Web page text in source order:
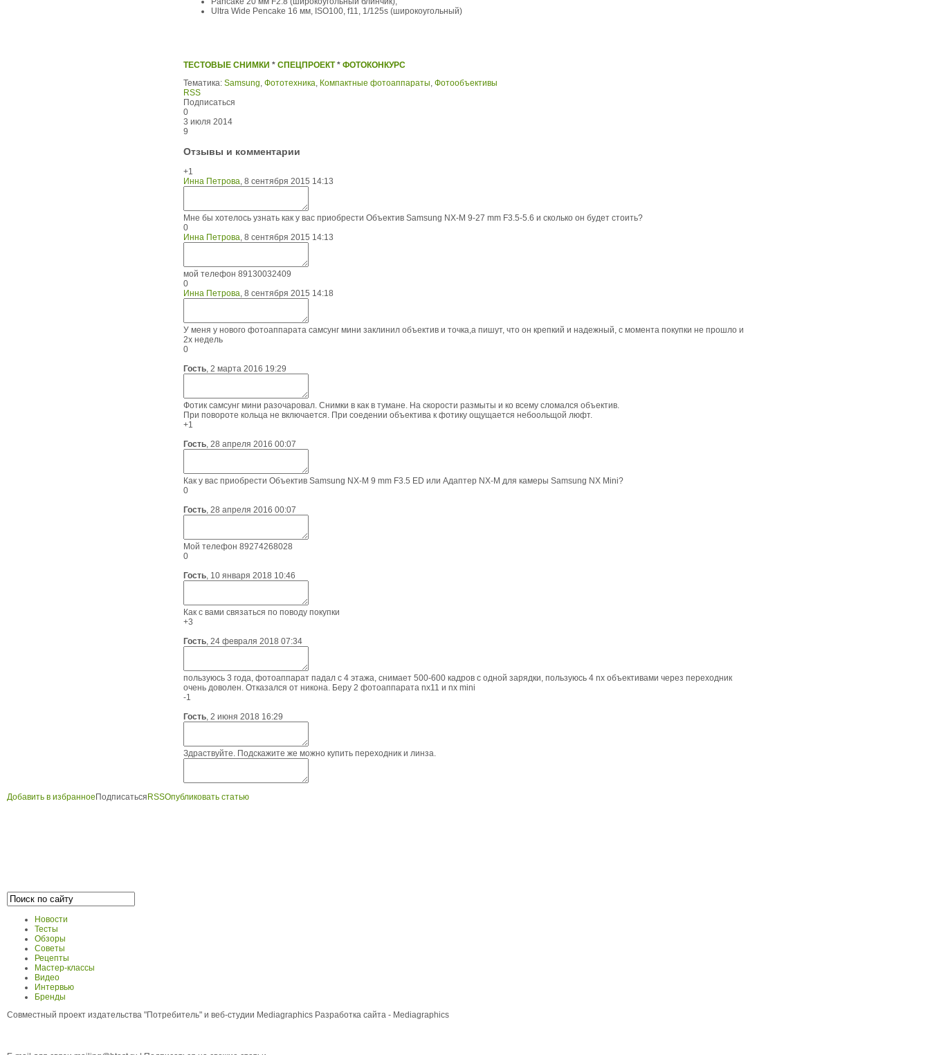
Ultra Wide Pencake 16 мм, ISO100, f11, 1/125s (широкоугольный)
ТЕСТОВЫЕ СНИМКИ * СПЕЦПРОЕКТ* ФОТОКОНКУРС
Тематика: Samsung Фототехника Компактные фотоаппараты Фотообъективы
RSS
Подписаться
0
3 июля 2014
9
Отзывы и комментарии
+1
Инна Петрова 8 сентября 2015 14:13
Мне бы хотелось узнать как у вас приобрести Объектив Samsung NX-M 9-27 mm F3.5-5.6 и сколько он будет стоить?
0
Инна Петрова 8 сентября 2015 14:13
мой телефон 89130032409
0
Инна Петрова 8 сентября 2015 14:18
У меня у нового фотоаппарата самсунг мини заклинил объектив и точка,а пишут, что он крепкий и надежный, с момента покупки не прошло и
2х недель
0
Гость 2 марта 2016 19:29
Фотик самсунг мини разочаровал. Снимки в как в тумане. На скорости размыты и ко всему сломался объектив.
При повороте кольца не включается. При соедении объектива к фотику ощущается небоольщой люфт.
+1
Гость 28 апреля 2016 00:07
Как у вас приобрести Объектив Samsung NX-M 9 mm F3.5 ED или Адаптер NX-M для камеры Samsung NX Mini?
0
Гость 28 апреля 2016 00:07
Мой телефон 89274268028
0
Гость 10 января 2018 10:46
Как с вами связаться по поводу покупки
+3
Гость 24 февраля 2018 07:34
пользуюсь 3 года, фотоаппарат падал с 4 этажа, снимает 500-600 кадров с одной зарядки, пользуюсь 4 nx объективами через переходник
очень доволен. Отказался от никона. Беру 2 фотоаппарата nx11 и nx mini
-1
Гость 2 июня 2018 16:29
Здраствуйте. Подскажите же можно купить переходник и линза.
Добавить в избранноеПодписатьсяRSSОпубликовать статью
Новости
Тесты
Обзоры
Советы
Рецепты
Мастер-классы
Видео
Интервью
Бренды
Совместный проект издательства "Потребитель" и веб-студии Mediagraphics Разработка сайта - Mediagraphics